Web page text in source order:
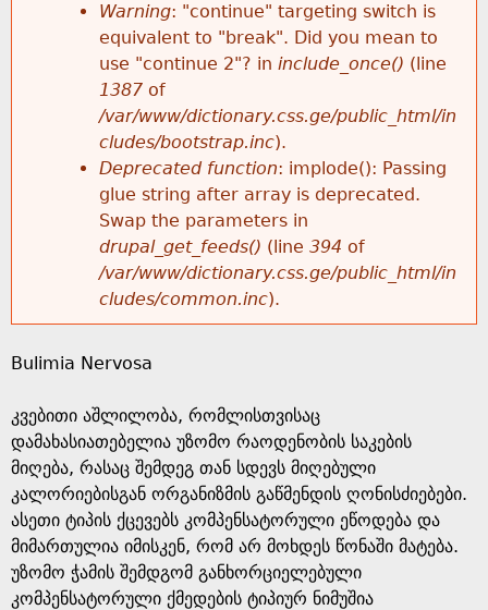
g
e
Warning: "continue" targeting switch is
equivalent to "break". Did you mean to
use "continue 2"? in include_once() (line
1387 of
/var/www/dictionary.css.ge/public_html/in
cludes/bootstrap.inc).
Deprecated function: implode(): Passing
glue string after array is deprecated.
Swap the parameters in
drupal_get_feeds() (line 394 of
/var/www/dictionary.css.ge/public_html/in
cludes/common.inc).
Bulimia Nervosa
კვებითი აშლილობა, რომლისთვისაც
დამახასიათებელია უზომო რაოდენობის საკების
მიღება, რასაც შემდეგ თან სდევს მიღებული
კალორიებისგან ორგანიზმის გაწმენდის ღონისძიებები.
ასეთი ტიპის ქცევებს კომპენსატორული ეწოდება და
მიმართულია იმისკენ, რომ არ მოხდეს წონაში მატება.
უზომო ჭამის შემდგომ განხორციელებული
კომპენსატორული ქმედების ტიპიურ ნიმუშია